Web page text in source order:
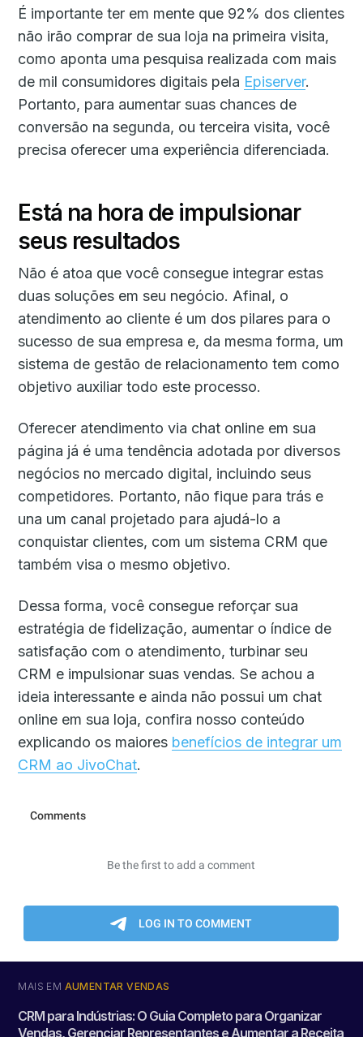
É importante ter em mente que 92% dos clientes
não irão comprar de sua loja na primeira visita,
como aponta uma pesquisa realizada com mais
de mil consumidores digitais pela Episerver.
Portanto, para aumentar suas chances de
conversão na segunda, ou terceira visita, você
precisa oferecer uma experiência diferenciada.
Está na hora de impulsionar
seus resultados
Não é atoa que você consegue integrar estas
duas soluções em seu negócio. Afinal, o
atendimento ao cliente é um dos pilares para o
sucesso de sua empresa e, da mesma forma, um
sistema de gestão de relacionamento tem como
objetivo auxiliar todo este processo.
Oferecer atendimento via chat online em sua
página já é uma tendência adotada por diversos
negócios no mercado digital, incluindo seus
competidores. Portanto, não fique para trás e
una um canal projetado para ajudá-lo a
conquistar clientes, com um sistema CRM que
também visa o mesmo objetivo.
Dessa forma, você consegue reforçar sua
estratégia de fidelização, aumentar o índice de
satisfação com o atendimento, turbinar seu
CRM e impulsionar suas vendas. Se achou a
ideia interessante e ainda não possui um chat
online em sua loja, confira nosso conteúdo
explicando os maiores benefícios de integrar um
CRM ao JivoChat.
MAIS EM AUMENTAR VENDAS
CRM para Indústrias: O Guia Completo para Organizar
Vendas, Gerenciar Representantes e Aumentar a Receita